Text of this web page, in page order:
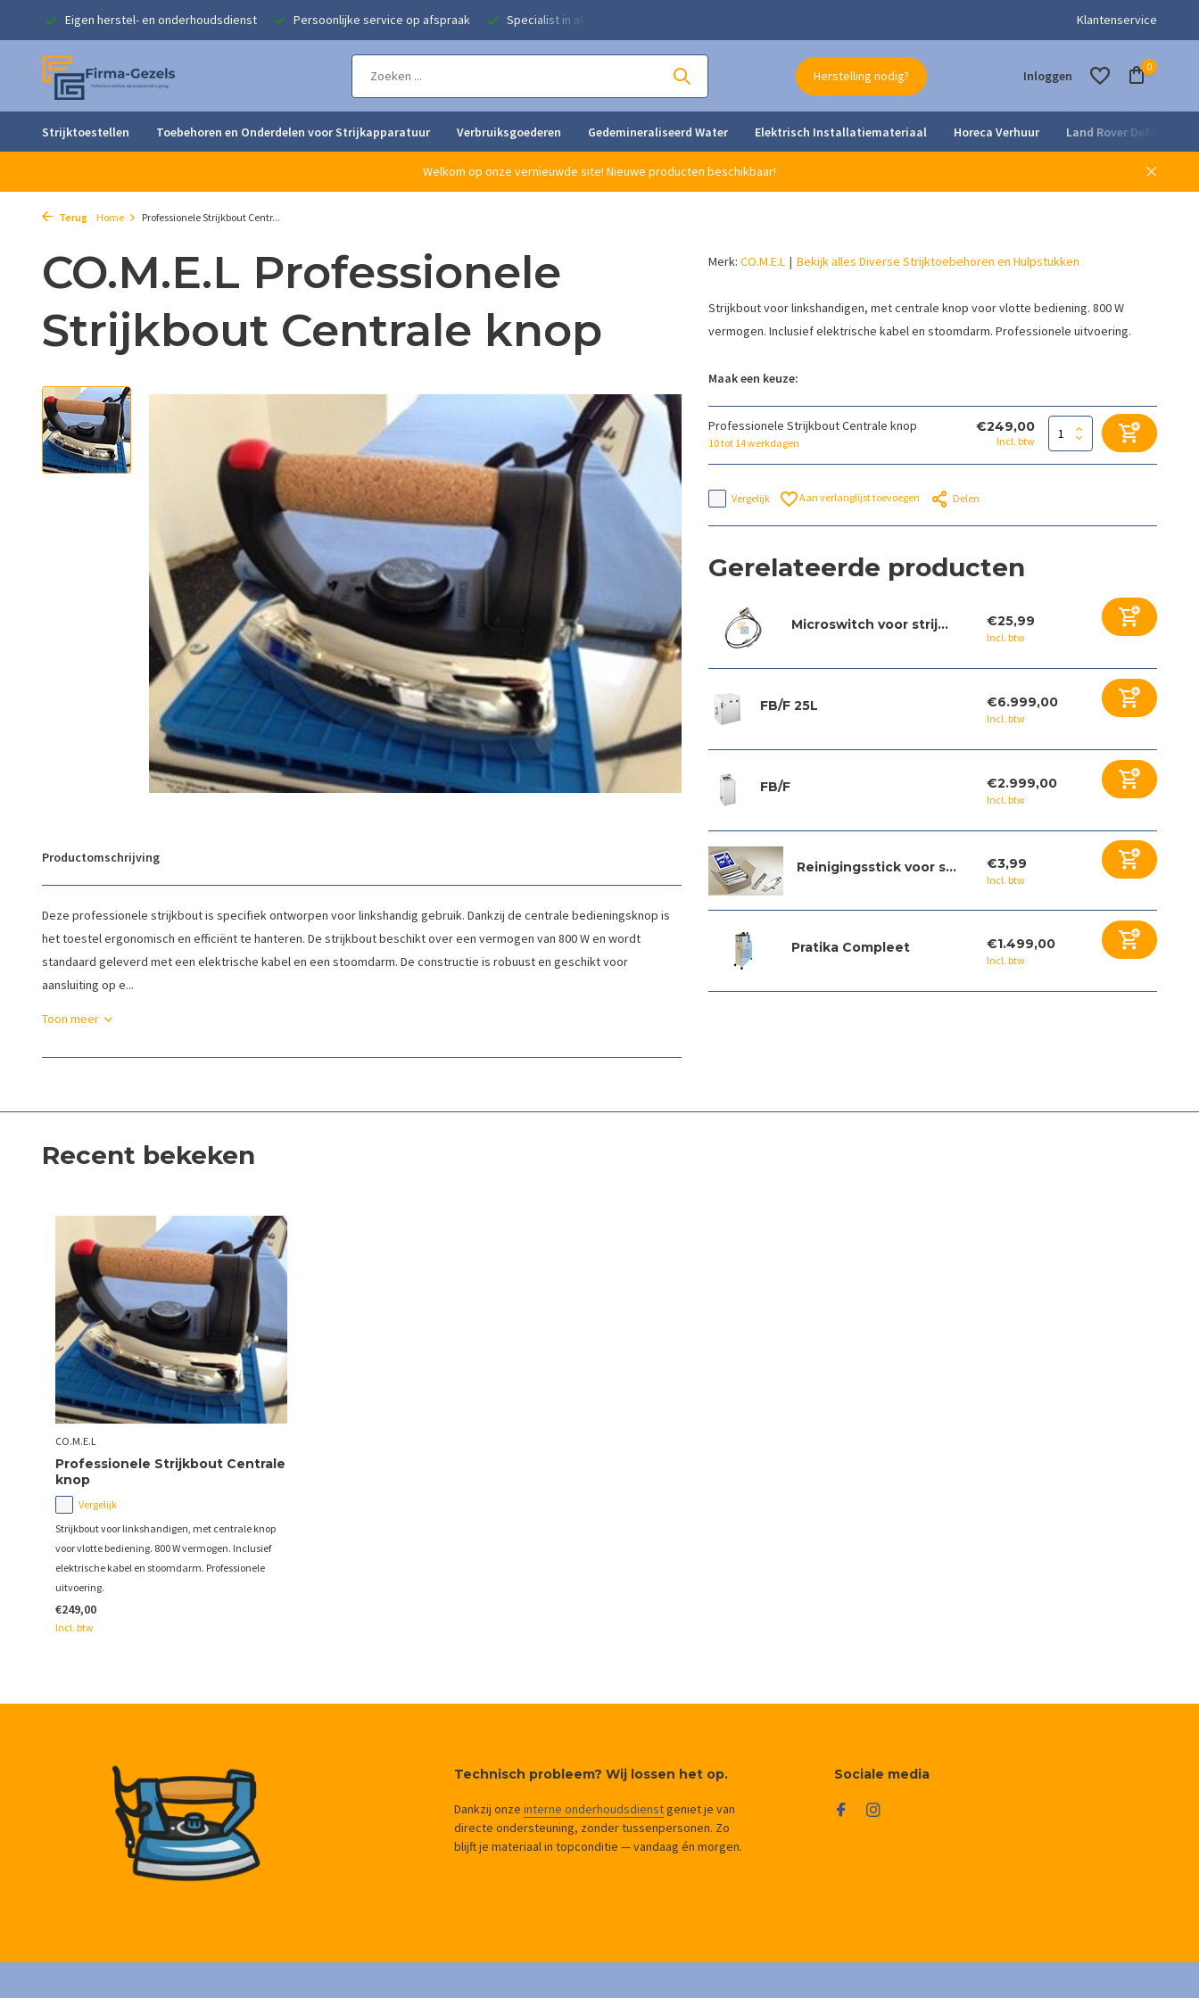
Eigen herstel- en onderhoudsdienst Persoonlijke service op afspraak Specialist in alle strijkoplossingen Klantenservice
Herstelling nodig? Inloggen
0
Strijktoestellen Toebehoren en Onderdelen voor Strijkapparatuur Verbruiksgoederen Gedemineraliseerd Water Elektrisch Installatiemateriaal Horeca Verhuur Land Rover Defender
Welkom op onze vernieuwde site! Nieuwe producten beschikbaar!
Terug Home Professionele Strijkbout Centr...
CO.M.E.L Professionele
Strijkbout Centrale knop
Productomschrijving
Deze professionele strijkbout is specifiek ontworpen voor linkshandig gebruik. Dankzij de centrale bedieningsknop is
het toestel ergonomisch en efficiënt te hanteren. De strijkbout beschikt over een vermogen van 800 W en wordt
standaard geleverd met een elektrische kabel en een stoomdarm. De constructie is robuust en geschikt voor
aansluiting op e...
Toon meer
Merk: CO.M.E.L Bekijk alles Diverse Strijktoebehoren en Hulpstukken
Strijkbout voor linkshandigen, met centrale knop voor vlotte bediening. 800 W
vermogen. Inclusief elektrische kabel en stoomdarm. Professionele uitvoering.
Maak een keuze:
Professionele Strijkbout Centrale knop
10 tot 14 werkdagen
€249,00
Incl. btw
Vergelijk Aan verlanglijst toevoegen Delen
Gerelateerde producten
Microswitch voor strij... €25,99
Incl. btw
FB/F 25L €6.999,00
Incl. btw
FB/F €2.999,00
Incl. btw
Reinigingsstick voor s... €3,99
Incl. btw
Pratika Compleet €1.499,00
Incl. btw
Recent bekeken
CO.M.E.L
Professionele Strijkbout Centrale
knop
Vergelijk
Strijkbout voor linkshandigen, met centrale knop
voor vlotte bediening. 800 W vermogen. Inclusief
elektrische kabel en stoomdarm. Professionele
uitvoering.
€249,00
Incl. btw
Technisch probleem? Wij lossen het op.
Dankzij onze interne onderhoudsdienstgeniet je van
directe ondersteuning, zonder tussenpersonen. Zo
blijft je materiaal in topconditie — vandaag én morgen.
Sociale media